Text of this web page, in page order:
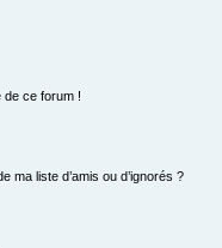
de ce forum !
ma liste d’amis ou d’ignorés ?